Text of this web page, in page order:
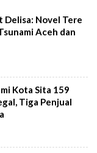
Delisa: Novel Tere
Aceh dan
Kota Sita 159
Tiga Penjual